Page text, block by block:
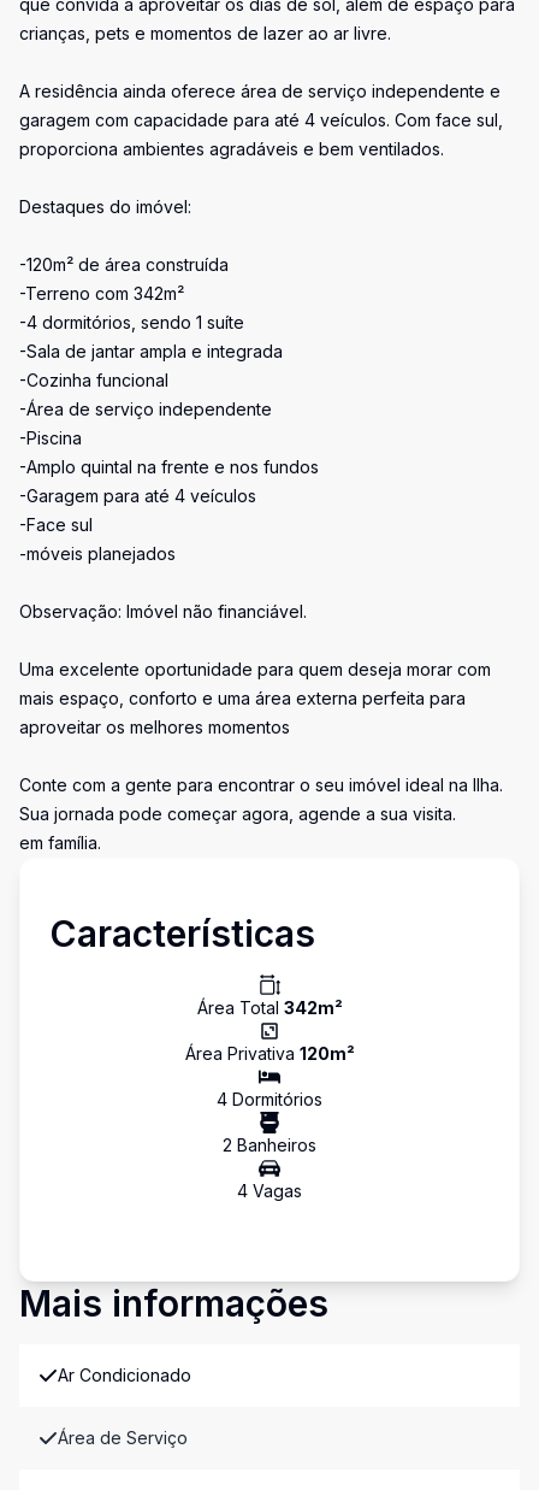
que convida a aproveitar os dias de sol, além de espaço para
crianças, pets e momentos de lazer ao ar livre.
A residência ainda oferece área de serviço independente e
garagem com capacidade para até 4 veículos. Com face sul,
proporciona ambientes agradáveis e bem ventilados.
Destaques do imóvel:
-120m² de área construída
-Terreno com 342m²
-4 dormitórios, sendo 1 suíte
-Sala de jantar ampla e integrada
-Cozinha funcional
-Área de serviço independente
-Piscina
-Amplo quintal na frente e nos fundos
-Garagem para até 4 veículos
-Face sul
-móveis planejados
Observação: Imóvel não financiável.
Uma excelente oportunidade para quem deseja morar com
mais espaço, conforto e uma área externa perfeita para
aproveitar os melhores momentos
Conte com a gente para encontrar o seu imóvel ideal na Ilha.
Sua jornada pode começar agora, agende a sua visita.
em família.
Características
Área Total 342m²
Área Privativa 120m²
4 Dormitórios
2 Banheiros
4 Vagas
Mais informações
Ar Condicionado
Área de Serviço